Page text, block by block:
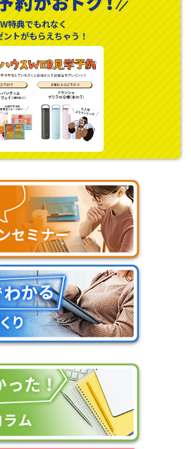
W特典でもれなく
ントがもらえちゃう！